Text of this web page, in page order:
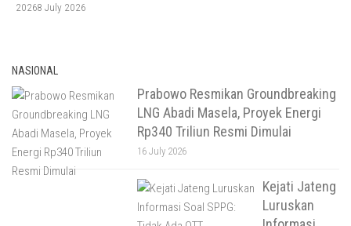
8 July 2026
NASIONAL
Prabowo Resmikan Groundbreaking
LNG Abadi Masela, Proyek Energi
Rp340 Triliun Resmi Dimulai
16 July 2026
Kejati Jateng
Luruskan